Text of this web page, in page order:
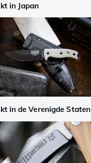
in Japan
in de Verenigde Staten